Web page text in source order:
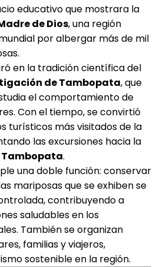
educativo que mostrara la
de Dios, una región
por albergar más de mil
en la tradición científica del
de Tambopata, que
el comportamiento de
Con el tiempo, se convirtió
turísticos más visitados de la
las excursiones hacia la
Tambopata.
una doble función: conservar
mariposas que se exhiben se
contribuyendo a
saludables en los
También se organizan
familias y viajeros,
sostenible en la región.